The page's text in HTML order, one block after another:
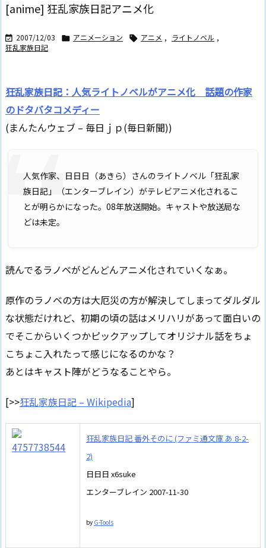
[anime] 狂乱家族日記アニメ化
 2007/12/03  アニメーション  アニメ , ライトノベル ,
狂乱家族日記
狂乱家族日記：人気ライトノベルがアニメ化 話題の作家
のドタバタコメディー
(まんたんウェブ – 毎日ｊｐ(毎日新聞))
人気作家、日日日（あきら）さんのライトノベル「狂乱家
族日記」（エンターブレイン）がテレビアニメ化されるこ
とが明らかになった。08年放送開始。キャストや放送局な
どは未定。
読んでるラノベがどんどんアニメ化されていくなぁ。
原作のラノベの方は大厄災の方が解決してしまってダルダル
な状態だけれど、初期の頃の話はメリハリがあって面白いの
でそこからいくつかピックアップしてオリジナル話をちょ
こちょこ入れたって感じになるのかな？
あとはキャスト陣がどうなることやら。
[>>狂乱家族日記 – Wikipedia]
狂乱家族日記 番外そのに (ファミ通文庫 あ 8-2-
2)
日日日 x6suke
エンターブレイン 2007-11-30
by G-Tools